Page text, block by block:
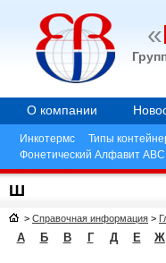
«
О компании
Инкотермс Типы
Фонетический Алфавит ABC
Ш
> Справочная информация >
А Б В Г Д Е Ж